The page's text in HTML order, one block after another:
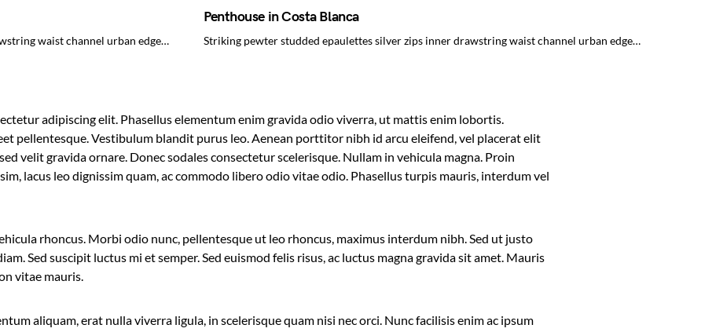
waist channel urban edge…
Penthouse in Costa Blanca
Striking pewter studded epaulettes silver zips inner drawstring waist channel urban edge…
adipiscing elit. Phasellus elementum enim gravida odio viverra, ut mattis enim lobortis.
pellentesque. Vestibulum blandit purus leo. Aenean porttitor nibh id arcu eleifend, vel placerat elit
velit gravida ornare. Donec sodales consectetur scelerisque. Nullam in vehicula magna. Proin
lacus leo dignissim quam, ac commodo libero odio vitae odio. Phasellus turpis mauris, interdum vel
rhoncus. Morbi odio nunc, pellentesque ut leo rhoncus, maximus interdum nibh. Sed ut justo
Sed suscipit luctus mi et semper. Sed euismod felis risus, ac luctus magna gravida sit amet. Mauris
vitae mauris.
aliquam, erat nulla viverra ligula, in scelerisque quam nisi nec orci. Nunc facilisis enim ac ipsum